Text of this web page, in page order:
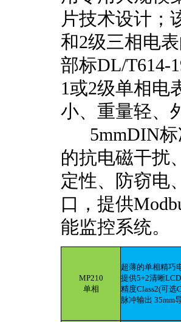
片技术设计；
和2级三相电
部标DL/T614-
1或2级单相电
小、重量轻、
5mmDIN
的抗电磁干扰
定性、防窃电
口，提供
能监控系统。
MP210
单相
超薄的单相精巧
提供5+2清晰
精度Class2(可选
脉冲输出 35mm